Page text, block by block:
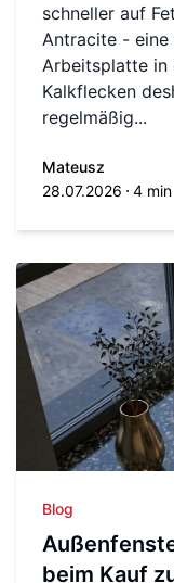
schneller auf
Antracite - eine
Arbeitsplatte in
Kalkflecken
regelmäßig...
Mateusz
28.07.2026
4 min
Blog
beim Kauf